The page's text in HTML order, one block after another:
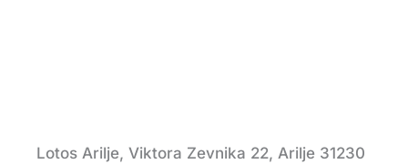
Lotos Arilje, Viktora Zevnika 22, Arilje 31230